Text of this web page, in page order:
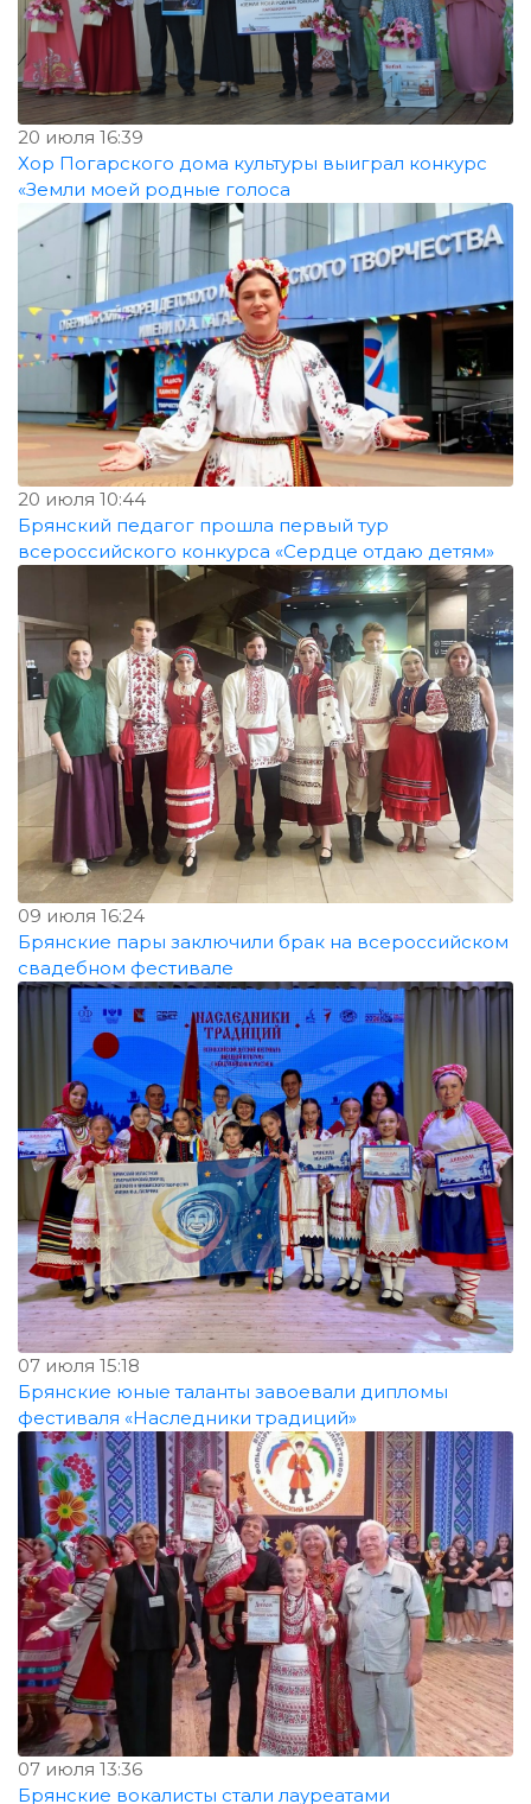
20 июля 16:39
Хор Погарского дома культуры выиграл конкурс
«Земли моей родные голоса
20 июля 10:44
Брянский педагог прошла первый тур
всероссийского конкурса «Сердце отдаю детям»
09 июля 16:24
Брянские пары заключили брак на всероссийском
свадебном фестивале
07 июля 15:18
Брянские юные таланты завоевали дипломы
фестиваля «Наследники традиций»
07 июля 13:36
Брянские вокалисты стали лауреатами